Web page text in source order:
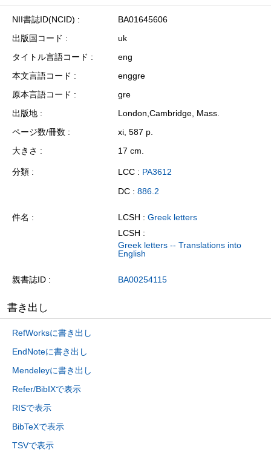
NII書誌ID(NCID)
BA01645606
出版国コード
uk
タイトル言語コード
eng
本文言語コード
enggre
原本言語コード
gre
出版地
London,Cambridge, Mass.
ページ数/冊数
xi, 587 p.
大きさ
17 cm.
分類 LCC : PA3612
DC : 886.2
件名 LCSH : Greek letters
LCSH :
Greek letters -- Translations into
English
親書誌ID BA00254115
書き出し
RefWorksに書き出し
EndNoteに書き出し
Mendeleyに書き出し
Refer/BibIXで表示
RISで表示
BibTeXで表示
TSVで表示